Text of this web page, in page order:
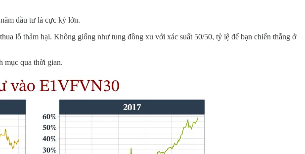
đầu tư là cực kỳ lớn.
lỗ thảm hại. Không giống như tung đồng xu với xác suất 50/50, tỷ lệ để bạn chiến thắng ở
mục qua thời gian.